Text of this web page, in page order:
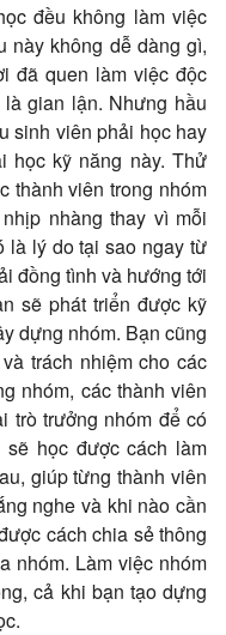
đều không làm việc
này không dễ dàng gì,
đã quen làm việc độc
gian lận. Nhưng hầu
sinh viên phải học hay
học kỹ năng này. Thử
thành viên trong nhóm
nhàng thay vì mỗi
là lý do tại sao ngay từ
đồng tình và hướng tới
sẽ phát triển được kỹ
dựng nhóm. Bạn cũng
trách nhiệm cho các
nhóm, các thành viên
trò trưởng nhóm để có
học được cách làm
giúp từng thành viên
nghe và khi nào cần
cách chia sẻ thông
nhóm. Làm việc nhóm
cả khi bạn tạo dựng